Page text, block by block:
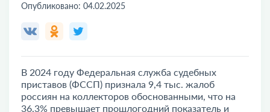
Опубликовано: 04.02.2025
В 2024 году Федеральная служба судебных
приставов (ФССП) признала 9,4 тыс. жалоб
россиян на коллекторов обоснованными, что на
36,3% превышает прошлогодний показатель и